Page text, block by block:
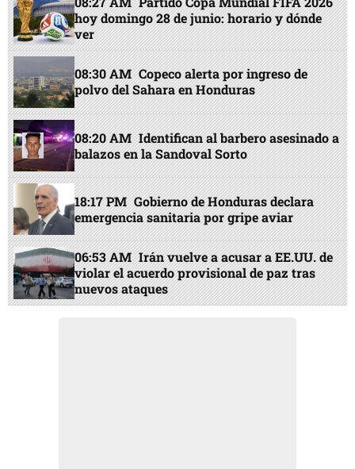
hoy domingo 28 de junio: horario y dónde
ver
08:30 AM Copeco alerta por ingreso de
polvo del Sahara en Honduras
08:20 AM Identifican al barbero asesinado a
balazos en la Sandoval Sorto
18:17 PM Gobierno de Honduras declara
emergencia sanitaria por gripe aviar
06:53 AM Irán vuelve a acusar a EE.UU. de
violar el acuerdo provisional de paz tras
nuevos ataques